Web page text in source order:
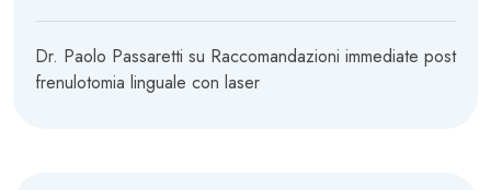
Dr. Paolo Passaretti su Raccomandazioni immediate post
frenulotomia linguale con laser